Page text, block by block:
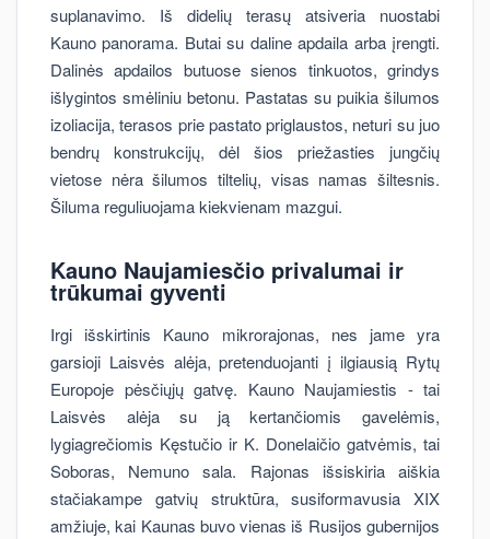
suplanavimo. Iš didelių terasų atsiveria nuostabi
Kauno panorama. Butai su daline apdaila arba įrengti.
Dalinės apdailos butuose sienos tinkuotos, grindys
išlygintos smėliniu betonu. Pastatas su puikia šilumos
izoliacija, terasos prie pastato priglaustos, neturi su juo
bendrų konstrukcijų, dėl šios priežasties jungčių
vietose nėra šilumos tiltelių, visas namas šiltesnis.
Šiluma reguliuojama kiekvienam mazgui.
Kauno Naujamiesčio privalumai ir
trūkumai gyventi
Irgi išskirtinis Kauno mikrorajonas, nes jame yra
garsioji Laisvės alėja, pretenduojanti į ilgiausią Rytų
Europoje pėsčiųjų gatvę. Kauno Naujamiestis - tai
Laisvės alėja su ją kertančiomis gavelėmis,
lygiagrečiomis Kęstučio ir K. Donelaičio gatvėmis, tai
Soboras, Nemuno sala. Rajonas išsiskiria aiškia
stačiakampe gatvių struktūra, susiformavusia XIX
amžiuje, kai Kaunas buvo vienas iš Rusijos gubernijos